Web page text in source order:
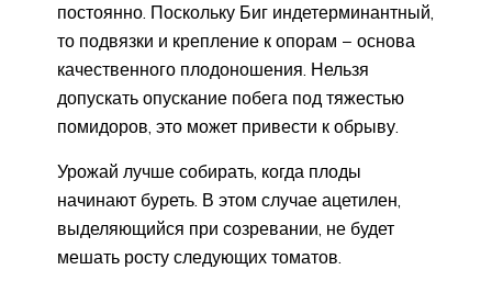
постоянно. Поскольку Биг индетерминантный,
то подвязки и крепление к опорам − основа
качественного плодоношения. Нельзя
допускать опускание побега под тяжестью
помидоров, это может привести к обрыву.
Урожай лучше собирать, когда плоды
начинают буреть. В этом случае ацетилен,
выделяющийся при созревании, не будет
мешать росту следующих томатов.